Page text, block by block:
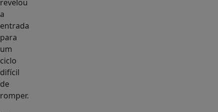
revelou
a
entrada
para
um
ciclo
difícil
de
romper.